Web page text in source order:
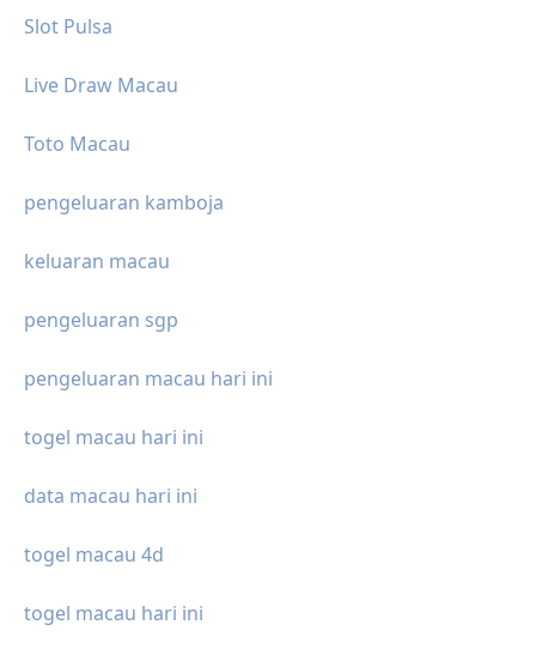
Slot Pulsa
Live Draw Macau
Toto Macau
pengeluaran kamboja
keluaran macau
pengeluaran sgp
pengeluaran macau hari ini
togel macau hari ini
data macau hari ini
togel macau 4d
togel macau hari ini